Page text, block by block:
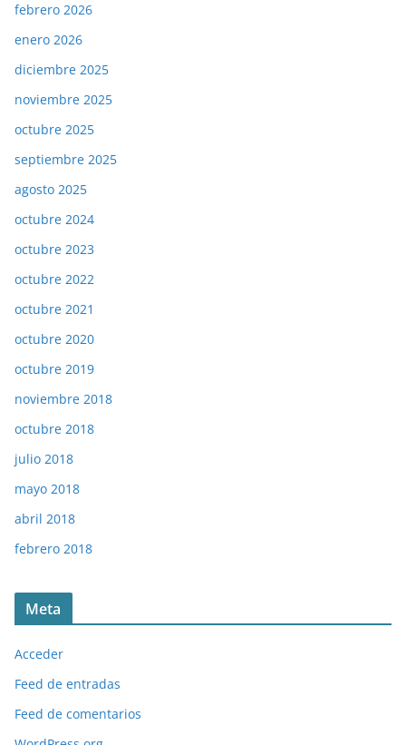
febrero 2026
enero 2026
diciembre 2025
noviembre 2025
octubre 2025
septiembre 2025
agosto 2025
octubre 2024
octubre 2023
octubre 2022
octubre 2021
octubre 2020
octubre 2019
noviembre 2018
octubre 2018
julio 2018
mayo 2018
abril 2018
febrero 2018
Meta
Acceder
Feed de entradas
Feed de comentarios